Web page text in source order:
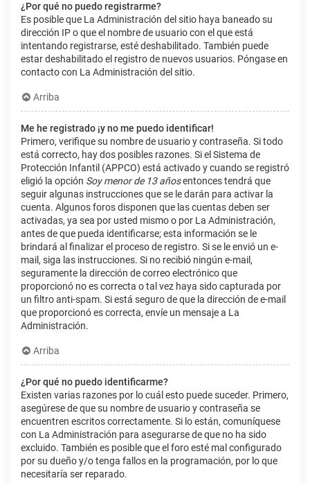
¿Por qué no puedo registrarme?
Es posible que La Administración del sitio haya baneado su
dirección IP o que el nombre de usuario con el que está
intentando registrarse, esté deshabilitado. También puede
estar deshabilitado el registro de nuevos usuarios. Póngase en
contacto con La Administración del sitio.
Arriba
Me he registrado ¡y no me puedo identificar!
Primero, verifique su nombre de usuario y contraseña. Si todo
está correcto, hay dos posibles razones. Si el Sistema de
Protección Infantil (APPCO) está activado y cuando se registró
eligió la opción Soy menor de 13 añosentonces tendrá que
seguir algunas instrucciones que se le darán para activar la
cuenta. Algunos foros disponen que las cuentas deben ser
activadas, ya sea por usted mismo o por La Administración,
antes de que pueda identificarse; esta información se le
brindará al finalizar el proceso de registro. Si se le envió un e-
mail, siga las instrucciones. Si no recibió ningún e-mail,
seguramente la dirección de correo electrónico que
proporcionó no es correcta o tal vez haya sido capturada por
un filtro anti-spam. Si está seguro de que la dirección de e-mail
que proporcionó es correcta, envíe un mensaje a La
Administración.
Arriba
¿Por qué no puedo identificarme?
Existen varias razones por lo cuál esto puede suceder. Primero,
asegúrese de que su nombre de usuario y contraseña se
encuentren escritos correctamente. Si lo están, comuníquese
con La Administración para asegurarse de que no ha sido
excluido. También es posible que el foro esté mal configurado
por su dueño y/o tenga fallos en la programación, por lo que
necesitaría ser reparado.